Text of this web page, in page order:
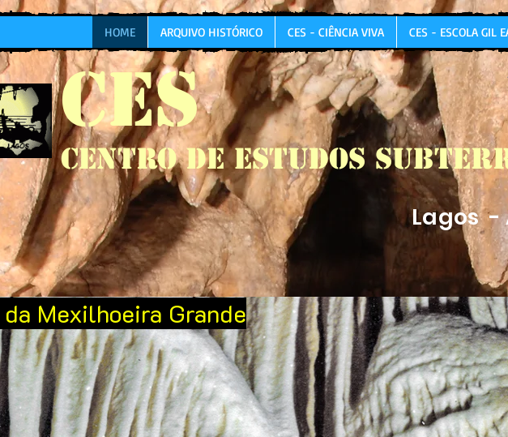
HOME ARQUIVO HISTÓRICO CES - CIÊNCIA VIVA CES - ESCOLA GIL
CES
Centro de Estudos
Lagos -
Mexilhoeira Grande